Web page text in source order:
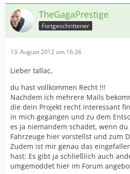
TheGagaPrestige
Fortgeschrittener
13. August 2012 um 16:26
Lieber tallac,
du hast vollkommen Recht !!!
Nachdem ich mehrere Mails
die dein Projekt recht interessant
in mich gegangen und zu dem
es ja niemandem schadet, wenn
Fahrzeuge hier vorstellst und zum
Zudem ist mir genau das
hast: Es gibt ja schließlich auch
umgemoddet hier im Forum